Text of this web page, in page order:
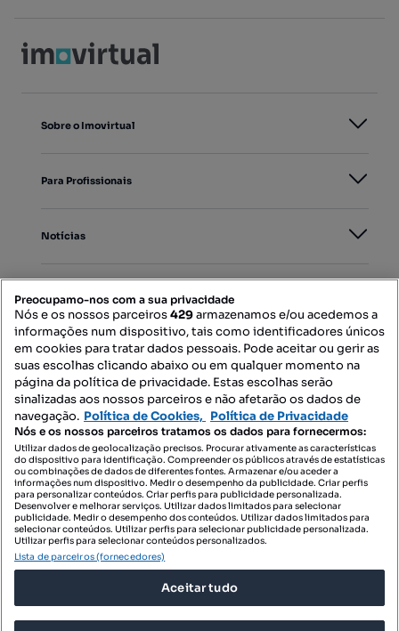
Sobre o Imovirtual
Para Profissionais
Notícias
Mapa do Site
Contacte-nos
SIGA-NOS:
DESCARREGAR NA:
Preocupamo-nos com a sua privacidade
Nós e os nossos parceiros429armazenamos e/ou acedemos a
informações num dispositivo, tais como identificadores únicos
em cookies para tratar dados pessoais. Pode aceitar ou gerir as
suas escolhas clicando abaixo ou em qualquer momento na
página da política de privacidade. Estas escolhas serão
sinalizadas aos nossos parceiros e não afetarão os dados de
navegação. Política de Cookies, Política de Privacidade
Nós e os nossos parceiros tratamos os dados para fornecermos:
Utilizar dados de geolocalização precisos. Procurar ativamente as características
do dispositivo para identificação. Compreender os públicos através de estatísticas
ou combinações de dados de diferentes fontes. Armazenar e/ou aceder a
informações num dispositivo. Medir o desempenho da publicidade. Criar perfis
para personalizar conteúdos. Criar perfis para publicidade personalizada.
Desenvolver e melhorar serviços. Utilizar dados limitados para selecionar
publicidade. Medir o desempenho dos conteúdos. Utilizar dados limitados para
selecionar conteúdos. Utilizar perfis para selecionar publicidade personalizada.
Utilizar perfis para selecionar conteúdos personalizados.
Lista de parceiros (fornecedores)
Aceitar tudo